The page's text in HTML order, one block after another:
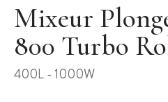
Mixeur
800 Turbo
400L - 1000W